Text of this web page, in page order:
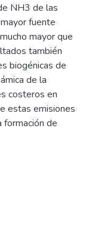
NH3 de las
fuente
mayor que
también
biogénicas de
de la
costeros en
estas emisiones
formación de